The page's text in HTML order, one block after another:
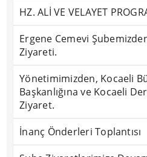
HZ. ALİ VE VELAYET
Ergene Cemevi
Ziyareti.
Yönetimimizden, Kocaeli
Başkanlığına ve Kocaeli
Ziyaret.
İnanç Önderleri Toplantısı